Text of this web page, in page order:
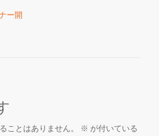
ー開
ことはありません。 ※ が付いている